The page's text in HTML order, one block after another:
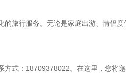
旅行服务。无论是家庭出游、情侣度
式：18709378022。在这里，您将邂